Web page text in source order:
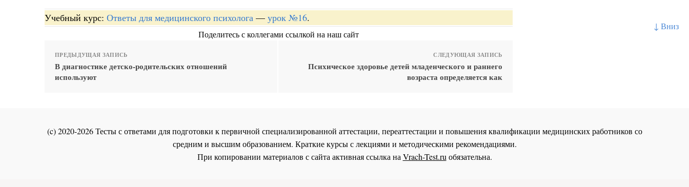
↓ Вниз
Учебный курс: Ответы для медицинского психолога — урок №16.
Поделитесь с коллегами ссылкой на наш сайт
ПРЕДЫДУЩАЯ ЗАПИСЬ
В диагностике детско-родительских отношений
используют
СЛЕДУЮЩАЯ ЗАПИСЬ
Психическое здоровье детей младенческого и раннего
возраста определяется как
(c) 2020-2026 Тесты с ответами для подготовки к первичной специализированной аттестации, переаттестации и повышения квалификации медицинских работников со
средним и высшим образованием. Краткие курсы с лекциями и методическими рекомендациями.
При копировании материалов с сайта активная ссылка наVrach-Test.ruобязательна.